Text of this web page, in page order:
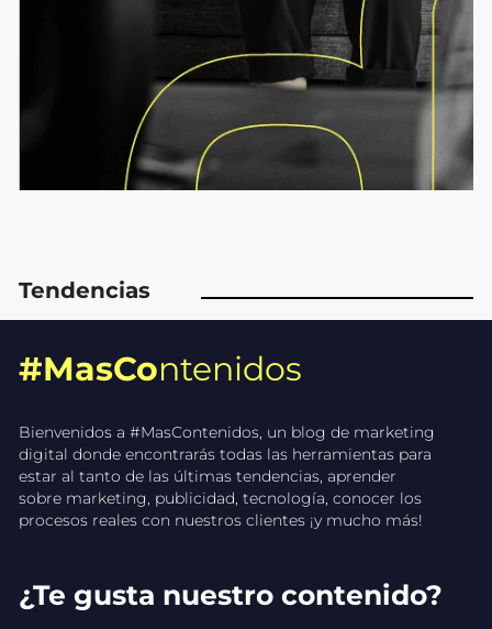
Tendencias
#MasContenidos
Bienvenidos a #MasContenidos, un blog de marketing
digital donde encontrarás todas las herramientas para
estar al tanto de las últimas tendencias, aprender
sobre marketing, publicidad, tecnología, conocer los
procesos reales con nuestros clientes ¡y mucho más!
¿Te gusta nuestro contenido?